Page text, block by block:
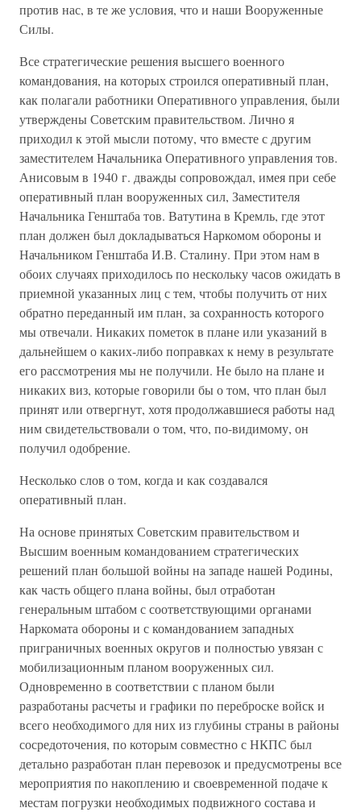
против нас, в те же условия, что и наши Вооруженные
Силы.
Все стратегические решения высшего военного
командования, на которых строился оперативный план,
как полагали работники Оперативного управления, были
утверждены Советским правительством. Лично я
приходил к этой мысли потому, что вместе с другим
заместителем Начальника Оперативного управления тов.
Анисовым в 1940 г. дважды сопровождал, имея при себе
оперативный план вооруженных сил, Заместителя
Начальника Генштаба тов. Ватутина в Кремль, где этот
план должен был докладываться Наркомом обороны и
Начальником Генштаба И.В. Сталину. При этом нам в
обоих случаях приходилось по нескольку часов ожидать в
приемной указанных лиц с тем, чтобы получить от них
обратно переданный им план, за сохранность которого
мы отвечали. Никаких пометок в плане или указаний в
дальнейшем о каких-либо поправках к нему в результате
его рассмотрения мы не получили. Не было на плане и
никаких виз, которые говорили бы о том, что план был
принят или отвергнут, хотя продолжавшиеся работы над
ним свидетельствовали о том, что, по-видимому, он
получил одобрение.
Несколько слов о том, когда и как создавался
оперативный план.
На основе принятых Советским правительством и
Высшим военным командованием стратегических
решений план большой войны на западе нашей Родины,
как часть общего плана войны, был отработан
генеральным штабом с соответствующими органами
Наркомата обороны и с командованием западных
приграничных военных округов и полностью увязан с
мобилизационным планом вооруженных сил.
Одновременно в соответствии с планом были
разработаны расчеты и графики по переброске войск и
всего необходимого для них из глубины страны в районы
сосредоточения, по которым совместно с НКПС был
детально разработан план перевозок и предусмотрены все
мероприятия по накоплению и своевременной подаче к
местам погрузки необходимых подвижного состава и